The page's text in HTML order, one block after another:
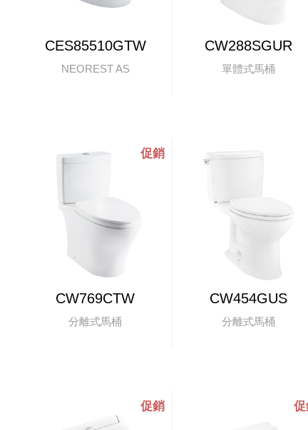
CES85510GTW
NEOREST AS
CW288SGUR
單體式馬桶
CW769CTW
分離式馬桶
CW454GUS
分離式馬桶